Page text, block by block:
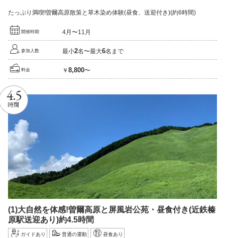
たっぷり満喫!曽爾高原散策と草木染め体験(昼食、送迎付き)(約6時間)
開催時期 4月〜11月
参加人数 最小2名〜最大6名まで
料金 ￥ 8,800〜
4.5
時間
(1)大自然を体感!曽爾高原と屏風岩公苑・昼食付き(近鉄榛
原駅送迎あり)約4.5時間
ガイドあり 普通の運動 昼食あり